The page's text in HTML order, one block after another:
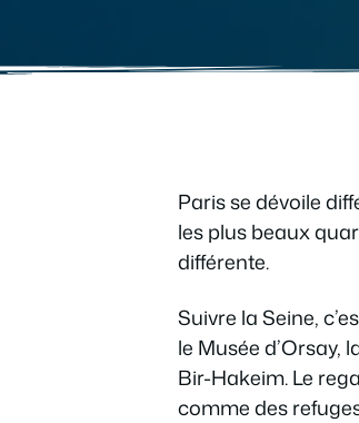
Paris se dévoile
les plus beaux
différente.
Suivre la Seine,
le Musée
Bir-Hakeim. Le
comme des